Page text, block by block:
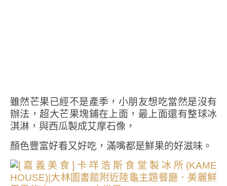
雖然芒果已經不是產季，小朋友想吃當然是沒有
辦法，超大芒果塊鋪在上面，最上面還有整球冰
淇淋，與西瓜製成艾摩石像，
顏色豐富好看又好吃，滿嘴都是鮮果的好滋味。